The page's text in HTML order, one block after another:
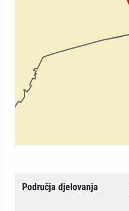
Područja djelovanja